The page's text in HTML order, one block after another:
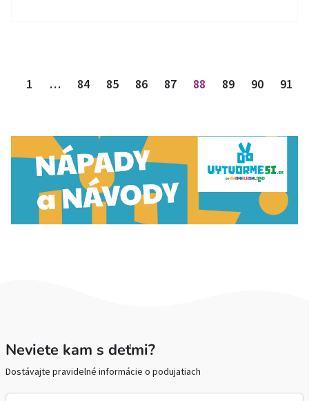
1 … 84 85 86 87 88 89 90 91
Neviete kam s deťmi?
Dostávajte pravidelné informácie o podujatiach